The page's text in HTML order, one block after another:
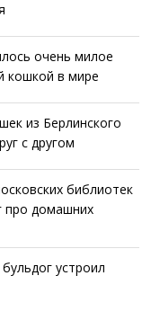
очень милое
кошкой в мире
из Берлинского
с другом
библиотек
про домашних
устроил